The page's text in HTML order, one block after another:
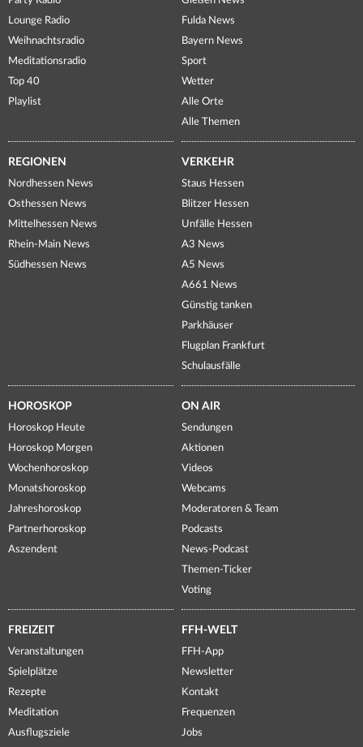
Lounge Radio
Weihnachtsradio
Meditationsradio
Top 40
Playlist
Fulda News
Bayern News
Sport
Wetter
Alle Orte
Alle Themen
REGIONEN
Nordhessen News
Osthessen News
Mittelhessen News
Rhein-Main News
Südhessen News
VERKEHR
Staus Hessen
Blitzer Hessen
Unfälle Hessen
A3 News
A5 News
A661 News
Günstig tanken
Parkhäuser
Flugplan Frankfurt
Schulausfälle
HOROSKOP
Horoskop Heute
Horoskop Morgen
Wochenhoroskop
Monatshoroskop
Jahreshoroskop
Partnerhoroskop
Aszendent
ON AIR
Sendungen
Aktionen
Videos
Webcams
Moderatoren & Team
Podcasts
News-Podcast
Themen-Ticker
Voting
FREIZEIT
Veranstaltungen
Spielplätze
Rezepte
Meditation
Ausflugsziele
FFH-WELT
FFH-App
Newsletter
Kontakt
Frequenzen
Jobs